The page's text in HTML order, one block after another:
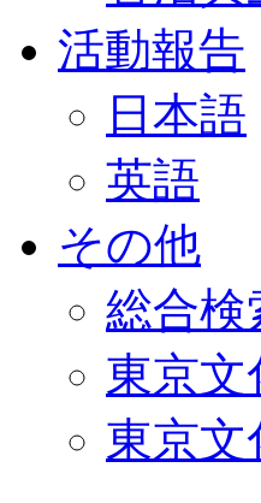
活動報告
日本語
英語
その他
総合検
東京
東京文